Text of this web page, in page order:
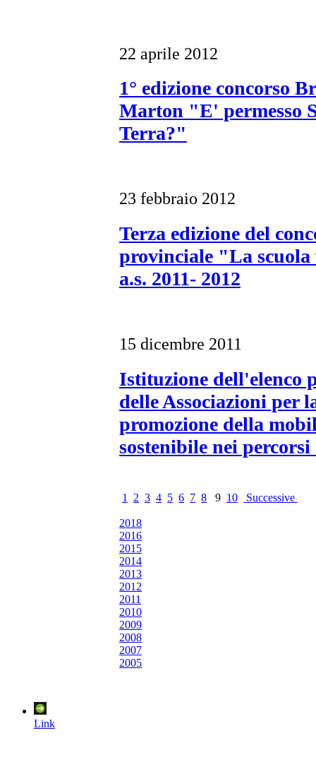
22 aprile 2012
1° edizione concorso
Marton "E' permesso
Terra?"
23 febbraio 2012
Terza edizione del
provinciale "La
a.s. 2011- 2012
15 dicembre 2011
Istituzione dell'elenco
delle Associazioni per
promozione della
sostenibile nei percorsi
1 2 3 4 5 6 7 8 9 10 Successive
2018
2016
2015
2014
2013
2012
2011
2010
2009
2008
2007
2005
Link